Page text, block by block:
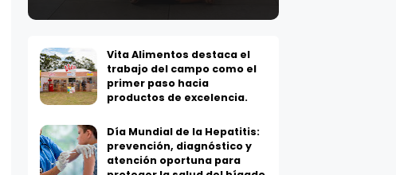
Vita Alimentos destaca el
trabajo del campo como el
primer paso hacia
productos de excelencia.
Día Mundial de la Hepatitis:
prevención, diagnóstico y
atención oportuna para